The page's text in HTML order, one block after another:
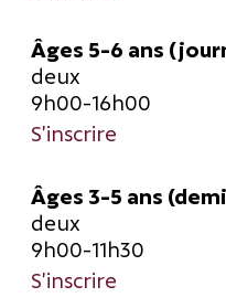
Âges 5-6 ans
deux
9h00-16h00
S’inscrire
Âges 3-5 ans
deux
9h00-11h30
S’inscrire